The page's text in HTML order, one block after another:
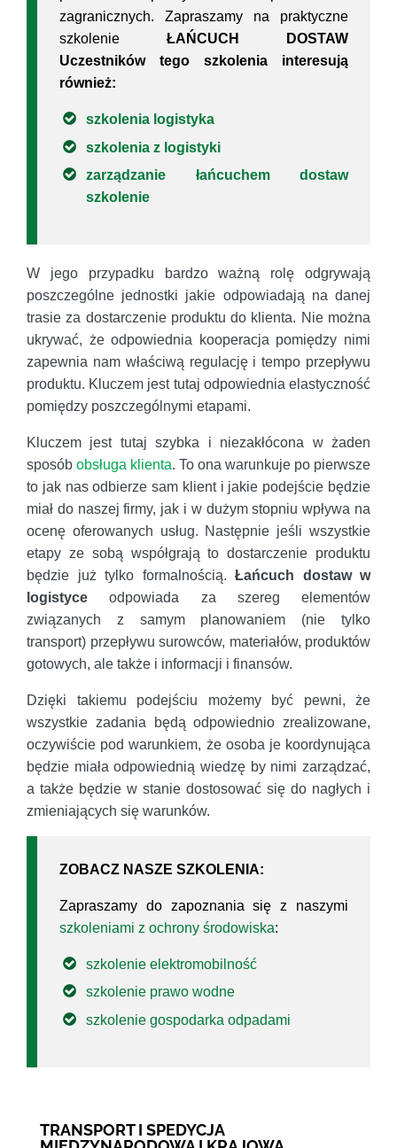
zagranicznych. Zapraszamy na praktyczne
szkolenie ŁAŃCUCH DOSTAW
Uczestników tego szkolenia interesują
również:
szkolenia logistyka
szkolenia z logistyki
zarządzanie łańcuchem dostaw
szkolenie
W jego przypadku bardzo ważną rolę odgrywają
poszczególne jednostki jakie odpowiadają na danej
trasie za dostarczenie produktu do klienta. Nie można
ukrywać, że odpowiednia kooperacja pomiędzy nimi
zapewnia nam właściwą regulację i tempo przepływu
produktu. Kluczem jest tutaj odpowiednia elastyczność
pomiędzy poszczególnymi etapami.
Kluczem jest tutaj szybka i niezakłócona w żaden
sposób obsługa klienta. To ona warunkuje po pierwsze
to jak nas odbierze sam klient i jakie podejście będzie
miał do naszej firmy, jak i w dużym stopniu wpływa na
ocenę oferowanych usług. Następnie jeśli wszystkie
etapy ze sobą współgrają to dostarczenie produktu
będzie już tylko formalnością. Łańcuch dostaw w
logistyce odpowiada za szereg elementów
związanych z samym planowaniem (nie tylko
transport) przepływu surowców, materiałów, produktów
gotowych, ale także i informacji i finansów.
Dzięki takiemu podejściu możemy być pewni, że
wszystkie zadania będą odpowiednio zrealizowane,
oczywiście pod warunkiem, że osoba je koordynująca
będzie miała odpowiednią wiedzę by nimi zarządzać,
a także będzie w stanie dostosować się do nagłych i
zmieniających się warunków.
ZOBACZ NASZE SZKOLENIA:
Zapraszamy do zapoznania się z naszymi
szkoleniami z ochrony środowiska:
szkolenie elektromobilność
szkolenie prawo wodne
szkolenie gospodarka odpadami
TRANSPORT I SPEDYCJA